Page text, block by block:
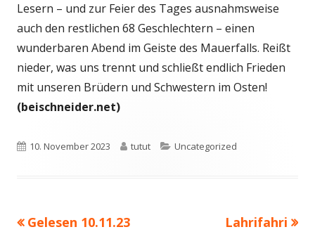
Lesern – und zur Feier des Tages ausnahmsweise
auch den restlichen 68 Geschlechtern – einen
wunderbaren Abend im Geiste des Mauerfalls. Reißt
nieder, was uns trennt und schließt endlich Frieden
mit unseren Brüdern und Schwestern im Osten!
(beischneider.net)
Veröffentlicht
10. November 2023 Autor
tutut Kategorien
Uncategorized
Beitragsnavigation
Vorheriger
Gelesen 10.11.23
Nächster
Lahrifahri